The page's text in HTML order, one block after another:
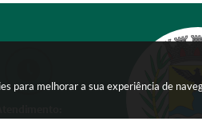
para melhorar a sua experiência de